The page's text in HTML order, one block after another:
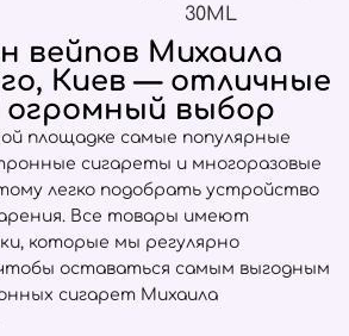
30ML
вейпов Михаила
Киев — отличные
огромный выбор
площадке самые популярные
сигареты и многоразовые
легко подобрать устройство
Все товары имеют
которые мы регулярно
оставаться самым выгодным
сигарет Михаила